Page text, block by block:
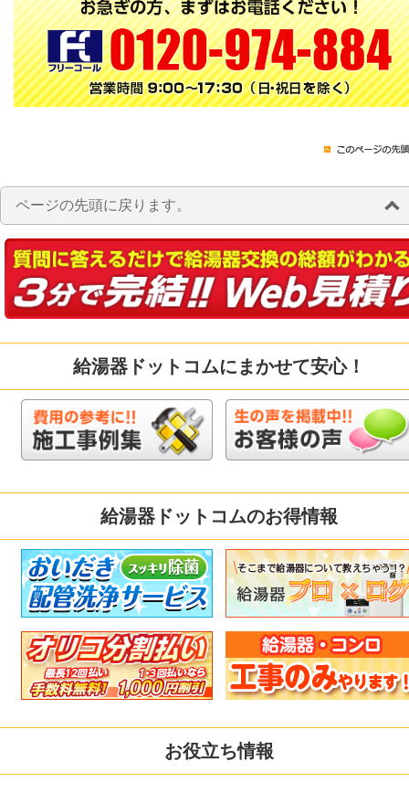
ページの先頭に戻ります。
給湯器ドットコムにまかせて安心！
給湯器ドットコムのお得情報
お役立ち情報